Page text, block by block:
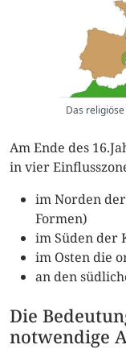
Das
Am Ende des
in vier
im Norden
Formen)
im Süden der
im Osten die
an den
Die
notwendige